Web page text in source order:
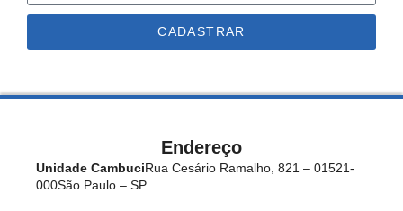
CADASTRAR
Endereço
Unidade CambuciRua Cesário Ramalho, 821 – 01521-
000São Paulo – SP